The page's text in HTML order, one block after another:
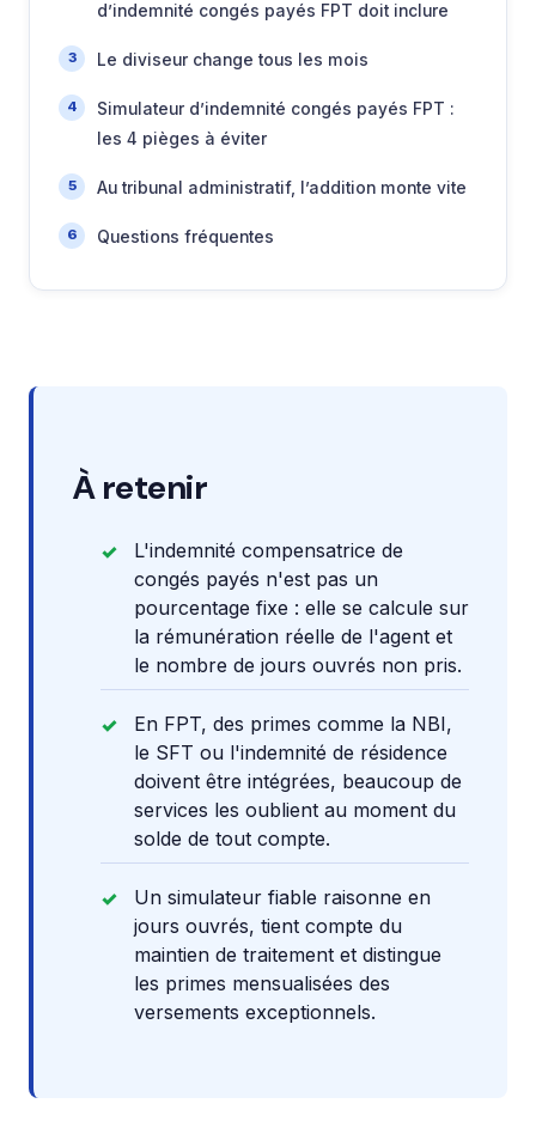
d’indemnité congés payés FPT doit inclure
Le diviseur change tous les mois
Simulateur d’indemnité congés payés FPT :
les 4 pièges à éviter
Au tribunal administratif, l’addition monte vite
Questions fréquentes
À retenir
L'indemnité compensatrice de
congés payés n'est pas un
pourcentage fixe : elle se calcule sur
la rémunération réelle de l'agent et
le nombre de jours ouvrés non pris.
En FPT, des primes comme la NBI,
le SFT ou l'indemnité de résidence
doivent être intégrées, beaucoup de
services les oublient au moment du
solde de tout compte.
Un simulateur fiable raisonne en
jours ouvrés, tient compte du
maintien de traitement et distingue
les primes mensualisées des
versements exceptionnels.